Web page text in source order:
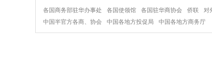
各国商务部驻华办事处 各国使领馆 各国驻华商协会 侨联 对
中国半官方各商、协会
中国各地方投促局 中国各地方商务厅